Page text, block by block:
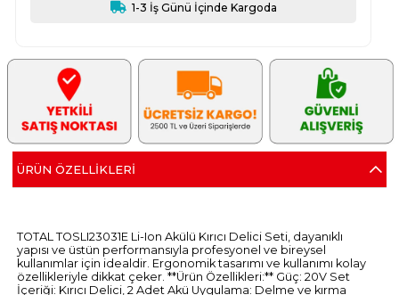
1-3 İş Günü İçinde Kargoda
ÜRÜN ÖZELLIKLERI
TOTAL TOSLI23031E Li-Ion Akülü Kırıcı Delici Seti, dayanıklı
yapısı ve üstün performansıyla profesyonel ve bireysel
kullanımlar için idealdir. Ergonomik tasarımı ve kullanımı kolay
özellikleriyle dikkat çeker. **Ürün Özellikleri:** Güç: 20V Set
İçeriği: Kırıcı Delici, 2 Adet Akü Uygulama: Delme ve kırma